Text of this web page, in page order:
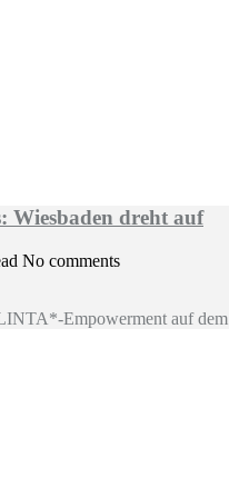
Wiesbaden dreht auf
No comments
Empowerment auf